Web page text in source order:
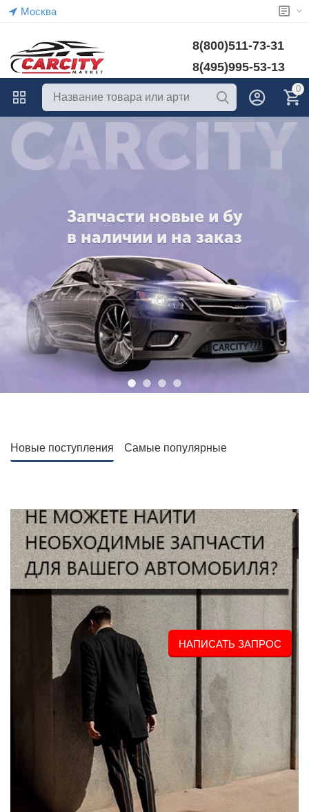
Москва
8(800)511-73-31
8(495)995-53-13
0
ПОДОБРАТЬ
Новые поступления Самые популярные
НАПИСАТЬ ЗАПРОС